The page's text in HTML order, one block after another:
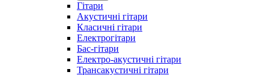
Гітари
Акустичні гітари
Класичні гітари
Електрогітари
Бас-гітари
Електро-акустичні гітари
Трансакустичні гітари